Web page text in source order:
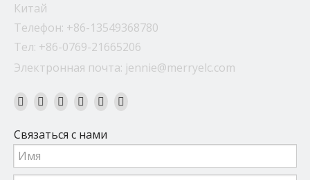
Китай
Телефон: +86-13549368780
Тел: +86-0769-21665206
Электронная почта: jennie@merryelc.com
Связаться с нами